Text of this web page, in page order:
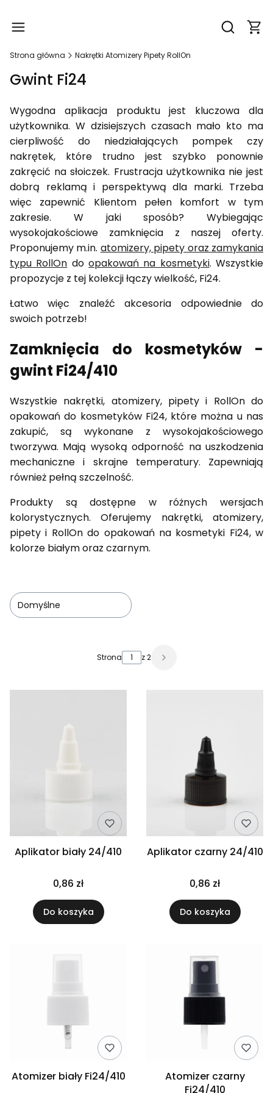
Otwórz
Strona główna Nakrętki Atomizery Pipety RollOn
Gwint Fi24
Wygodna aplikacja produktu jest kluczowa dla
użytkownika. W dzisiejszych czasach mało kto ma
cierpliwość do niedziałających pompek czy
nakrętek, które trudno jest szybko ponownie
zakręcić na słoiczek. Frustracja użytkownika nie jest
dobrą reklamą i perspektywą dla marki. Trzeba
więc zapewnić Klientom pełen komfort w tym
zakresie. W jaki sposób? Wybiegając
wysokojakościowe zamknięcia z naszej oferty.
Proponujemy m.in. atomizery, pipety oraz zamykania
typu RollOn doopakowań na kosmetyki. Wszystkie
propozycje z tej kolekcji łączy wielkość, Fi24.
Łatwo więc znaleźć akcesoria odpowiednie do
swoich potrzeb!
Zamknięcia do kosmetyków -
gwint Fi24/410
Wszystkie nakrętki, atomizery, pipety i RollOn do
opakowań do kosmetyków Fi24, które można u nas
zakupić, są wykonane z wysokojakościowego
tworzywa. Mają wysoką odporność na uszkodzenia
mechaniczne i skrajne temperatury. Zapewniają
również pełną szczelność.
Produkty są dostępne w różnych wersjach
kolorystycznych. Oferujemy nakrętki, atomizery,
pipety i RollOn do opakowań na kosmetyki Fi24, w
kolorze białym oraz czarnym.
Domyślne
Strona z 2
Aplikator biały 24/410
0,86 zł
Do koszyka
Aplikator czarny 24/410
0,86 zł
Do koszyka
Atomizer biały Fi24/410
Atomizer czarny
Fi24/410